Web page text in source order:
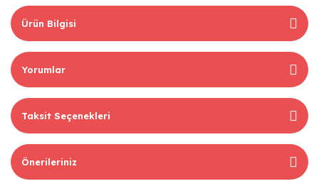
Ürün Bilgisi
Yorumlar
Taksit Seçenekleri
Önerileriniz